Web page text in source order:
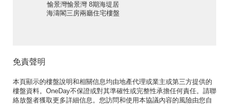
愉景灣愉景灣 8期海堤居
海濤閣三房兩廳住宅樓盤
免責聲明
本頁顯示的樓盤說明和相關信息均由地產代理或業主或第三方提供的
樓盤資料。OneDay不保證或對其準確性或完整性承擔任何責任。請聯
絡放盤者獲取更多詳細信息。您訪問和使用本協議內容的風險由您自